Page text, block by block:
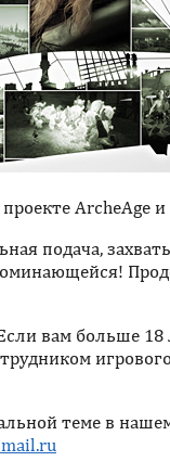
ArcheAge
подача,
вам больше 18
теме в